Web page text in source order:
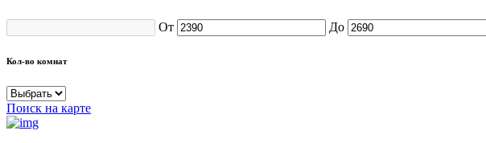
От До
Кол-во комнат
Поиск на карте